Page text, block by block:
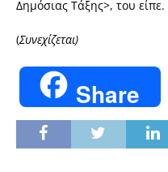
Δημόσιας Τάξης>, του είπε.
(Συνεχίζεται)
Share